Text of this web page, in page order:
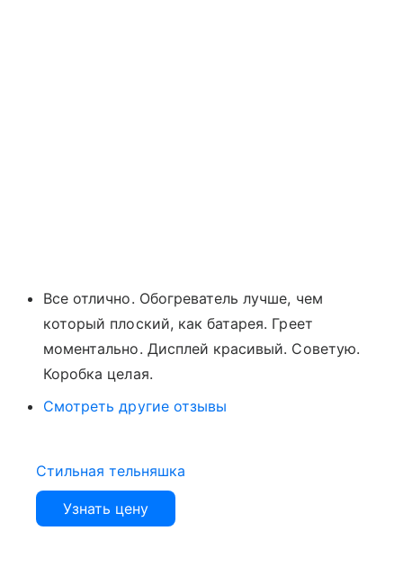
Все отлично. Обогреватель лучше, чем
который плоский, как батарея. Греет
моментально. Дисплей красивый. Советую.
Коробка целая.
Смотреть другие отзывы
Стильная тельняшка
Узнать цену